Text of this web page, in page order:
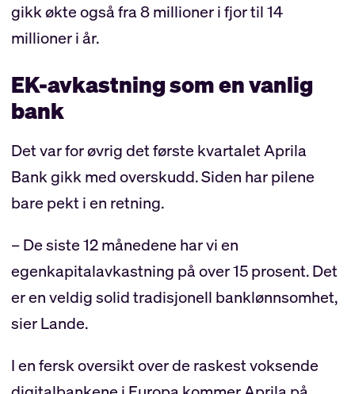
gikk økte også fra 8 millioner i fjor til 14
millioner i år.
EK-avkastning som en vanlig
bank
Det var for øvrig det første kvartalet Aprila
Bank gikk med overskudd. Siden har pilene
bare pekt i en retning.
– De siste 12 månedene har vi en
egenkapitalavkastning på over 15 prosent. Det
er en veldig solid tradisjonell banklønnsomhet,
sier Lande.
I en fersk oversikt over de raskest voksende